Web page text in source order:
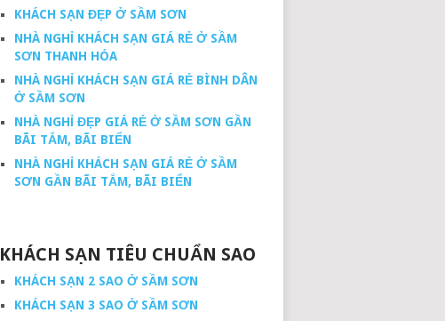
KHÁCH SẠN ĐẸP Ở SẦM SƠN
NHÀ NGHỈ KHÁCH SẠN GIÁ RẺ Ở SẦM
SƠN THANH HÓA
NHÀ NGHỈ KHÁCH SẠN GIÁ RẺ BÌNH DÂN
Ở SẦM SƠN
NHÀ NGHỈ ĐẸP GIÁ RẺ Ở SẦM SƠN GẦN
BÃI TẮM, BÃI BIỂN
NHÀ NGHỈ KHÁCH SẠN GIÁ RẺ Ở SẦM
SƠN GẦN BÃI TẮM, BÃI BIỂN
KHÁCH SẠN TIÊU CHUẨN SAO
KHÁCH SẠN 2 SAO Ở SẦM SƠN
KHÁCH SẠN 3 SAO Ở SẦM SƠN